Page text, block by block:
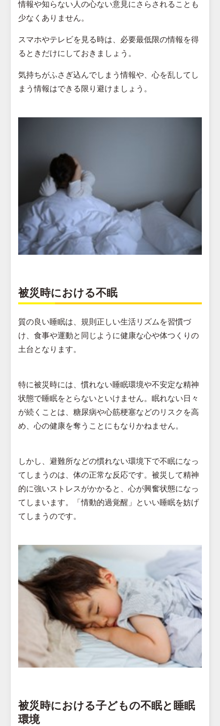
情報や知らない人の心ない意見にさらされることも
少なくありません。
スマホやテレビを見る時は、必要最低限の情報を得
るときだけにしておきましょう。
気持ちがふさぎ込んでしまう情報や、心を乱してし
まう情報はできる限り避けましょう。
被災時における不眠
質の良い睡眠は、規則正しい生活リズムを習慣づ
け、食事や運動と同じように健康な心や体つくりの
土台となります。
特に被災時には、慣れない睡眠環境や不安定な精神
状態で睡眠をとらないといけません。眠れない日々
が続くことは、糖尿病や心筋梗塞などのリスクを高
め、心の健康を奪うことにもなりかねません。
しかし、避難所などの慣れない環境下で不眠になっ
てしまうのは、体の正常な反応です。被災して精神
的に強いストレスがかかると、心が興奮状態になっ
てしまいます。「情動的過覚醒」といい睡眠を妨げ
てしまうのです。
被災時における子どもの不眠と睡眠
環境